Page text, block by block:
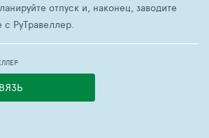
отпуск и, наконец, заводите
с РуТравеллер.